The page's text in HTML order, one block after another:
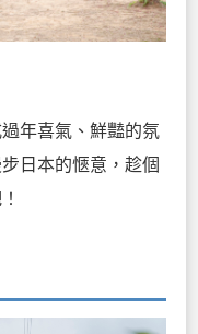
年喜氣、鮮豔的氛
日本的愜意，趁個